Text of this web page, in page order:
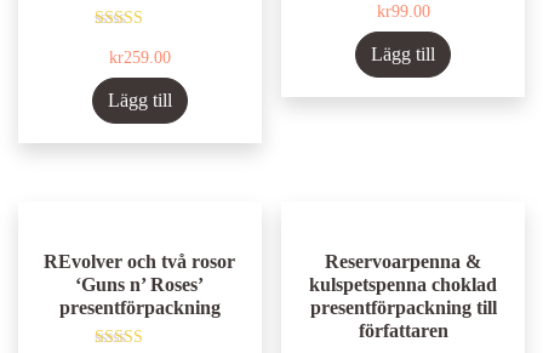
4.71
av 5
kr259.00
Lägg till
5.00
av 5
kr99.00
Lägg till
REvolver och två rosor
‘Guns n’ Roses’
presentförpackning
Reservoarpenna &
kulspetspenna choklad
presentförpackning till
författaren